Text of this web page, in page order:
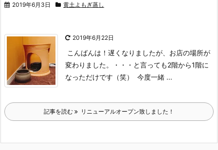
2019年6月3日 黄土よもぎ蒸し
2019年6月22日
こんばんは！ 遅くなりましたが、お店の場所が
変わりました。
・・・と言っても2階から1階に
なっただけです（笑）
今度一緒 ...
記事を読む リニューアルオープン致しました！